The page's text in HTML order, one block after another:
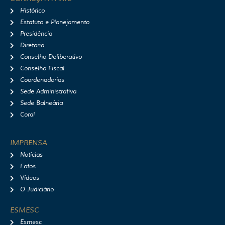
r
Histórico
Estatuto e Planejamento
Presidência
Diretoria
Conselho Deliberativo
Conselho Fiscal
Coordenadorias
Sede Administrativa
Sede Balneária
Coral
IMPRENSA
Notícias
Fotos
Vídeos
O Judiciário
ESMESC
Esmesc